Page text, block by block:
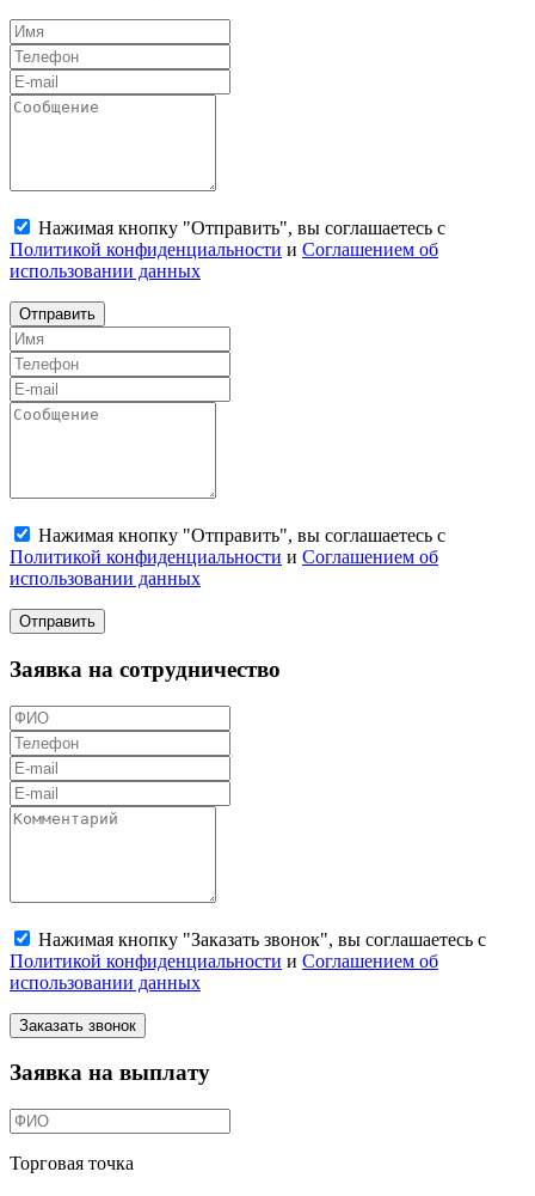
Нажимая кнопку "Отправить", вы соглашаетесь с
Политикой конфиденциальности и Соглашением об
использовании данных
Отправить
Нажимая кнопку "Отправить", вы соглашаетесь с
Политикой конфиденциальности и Соглашением об
использовании данных
Отправить
Заявка на сотрудничество
Нажимая кнопку "Заказать звонок", вы соглашаетесь с
Политикой конфиденциальности и Соглашением об
использовании данных
Заказать звонок
Заявка на выплату
Торговая точка